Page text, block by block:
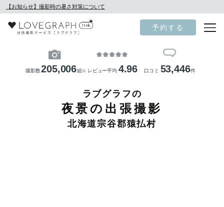
【お知らせ】撮影時の暑さ対策について
予約する
撮影数205,006組 ※ レビュー平均 4.96 口コミ 53,446件
ラブグラフの
夜景の出張撮影
北海道宗谷郡猿払村